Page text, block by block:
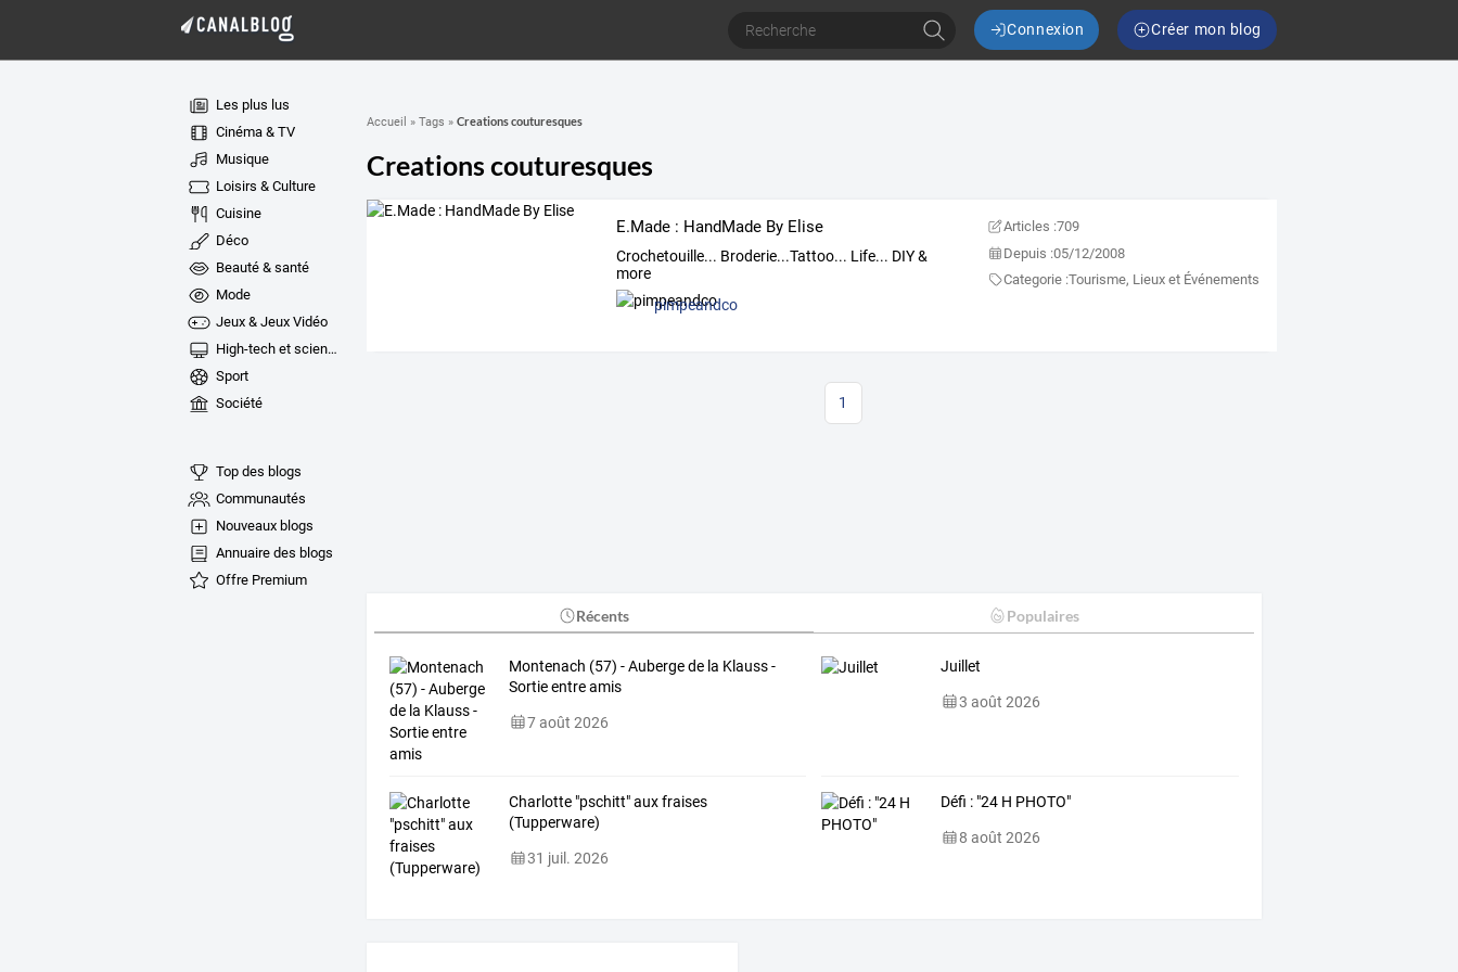
Connexion Créer mon blog
Les plus lus
Cinéma & TV
Musique
Loisirs & Culture
Cuisine
Déco
Beauté & santé
Mode
Jeux & Jeux Vidéo
High-tech et sciences
Sport
Société
Top des blogs
Communautés
Nouveaux blogs
Annuaire des blogs
Offre Premium
Accueil » Tags » Creations couturesques
Creations couturesques
E.Made : HandMade By Elise
Crochetouille... Broderie...Tattoo... Life... DIY &
more
pimpeandco
Articles :709
Depuis :05/12/2008
Categorie :Tourisme, Lieux et Événements
1
Récents Populaires
Montenach (57) - Auberge de la Klauss -
Sortie entre amis
7 août 2026
Juillet
3 août 2026
Charlotte "pschitt" aux fraises
(Tupperware)
31 juil. 2026
Défi : "24 H PHOTO"
8 août 2026